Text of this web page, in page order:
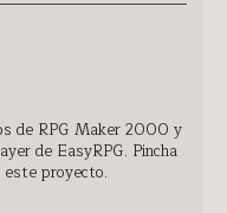
de RPG Maker 2000 y
de EasyRPG. Pincha
este proyecto.